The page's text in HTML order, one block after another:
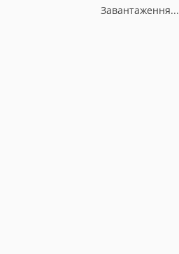
Завантаження...